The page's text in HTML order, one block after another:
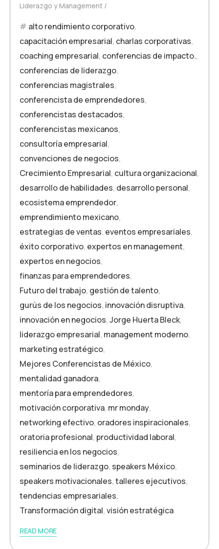
Liderazgo y Management
alto rendimiento corporativo,
capacitación empresarial, charlas corporativas,
coaching empresarial, conferencias de impacto.,
conferencias de liderazgo,
conferencias magistrales,
conferencista de emprendedores,
conferencistas destacados,
conferencistas mexicanos,
consultoría empresarial,
convenciones de negocios,
Crecimiento Empresarial, cultura organizacional,
desarrollo de habilidades, desarrollo personal,
ecosistema emprendedor,
emprendimiento mexicano,
estrategias de ventas, eventos empresariales,
éxito corporativo, expertos en management,
expertos en negocios,
finanzas para emprendedores,
Futuro del trabajo, gestión de talento,
gurús de los negocios, innovación disruptiva,
innovación en negocios,Jorge Huerta Bleck,
liderazgo empresarial, management moderno,
marketing estratégico,
Mejores Conferencistas de México,
mentalidad ganadora,
mentoría para emprendedores,
motivación corporativa, mr monday,
networking efectivo, oradores inspiracionales,
oratoria profesional, productividad laboral,
resiliencia en los negocios,
seminarios de liderazgo, speakers México,
speakers motivacionales,talleres ejecutivos,
tendencias empresariales,
Transformación digital,visión estratégica
READ MORE